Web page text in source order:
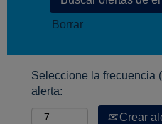
Borrar
Seleccione la frecuencia
alerta:
Crear